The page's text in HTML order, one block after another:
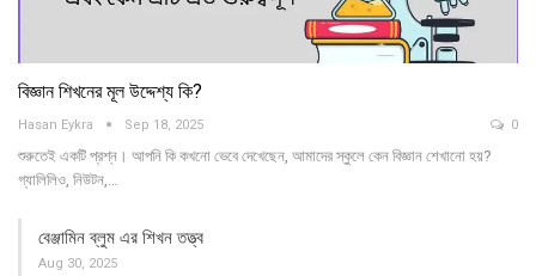
বিজ্ঞান শিখনের মূল উদ্দেশ্য কি?
Hasan Eykra Sep 18, 2025 0
শুরুতেই একটি প্রশ্ন। আপনি কি কখনো ভেবে দেখেছেন, আমাদের স্কুলে কেন বিজ্ঞান শেখানো হয়?
গ্যালিলিও, নিউটন,…
বেঞ্জামিন ব্লুম এর শিখন তত্ত্ব
Aug 30, 2025